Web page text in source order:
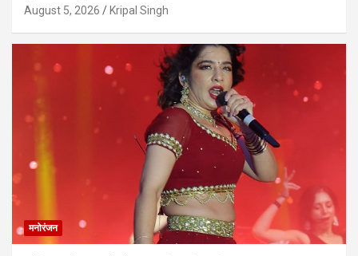
August 5, 2026 Kripal Singh
मनोरंजन